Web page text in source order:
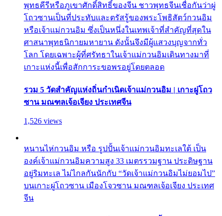
พุทธคีรีหรือภูเขาศักดิ์สิทธิ์ของจีน ชาวพุทธจีนเชื่อกันว่าผู่
โถวซานเป็นที่ประทับและตรัสรู้ของพระโพธิสัตว์กวนอิม
หรือเจ้าแม่กวนอิม ซึ่งเป็นหนึ่งในเทพเจ้าที่สำคัญที่สุดใน
ศาสนาพุทธนิกายมหายาน ดังนั้นจึงมีผู้แสวงบุญจากทั่ว
โลก โดยเฉพาะผู้ที่ศรัทธาในเจ้าแม่กวนอิมเดินทางมาที่
เกาะแห่งนี้เพื่อสักการะขอพรอยู่โดยตลอด
รวม 5 วัดสำคัญแห่งถิ่นกำเนิดเจ้าแม่กวนอิม | เกาะผู่โถว
ซาน มณฑลเจ้อเจียง ประเทศจีน
1,526 views
หนานไห่กวนอิม หรือ รูปปั้นเจ้าแม่กวนอิมทะเลใต้ เป็น
องค์เจ้าแม่กวนอิมความสูง 33 เมตรรวมฐาน ประดิษฐาน
อยู่ริมทะเล ไม่ไกลกันนักกับ “วัดเจ้าแม่กวนอิมไม่ยอมไป”
บนเกาะผู่โถวซาน เมืองโจวซาน มณฑลเจ้อเจียง ประเทศ
จีน